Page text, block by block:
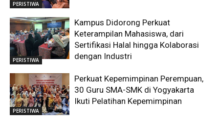
PERISTIWA
PERISTIWA
Kampus Didorong Perkuat
Keterampilan Mahasiswa, dari
Sertifikasi Halal hingga Kolaborasi
dengan Industri
PERISTIWA
Perkuat Kepemimpinan Perempuan,
30 Guru SMA-SMK di Yogyakarta
Ikuti Pelatihan Kepemimpinan